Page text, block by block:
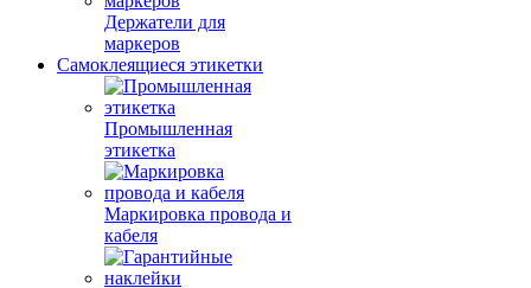
Держатели для
маркеров
Самоклеящиеся этикетки
Промышленная
этикетка
Маркировка провода и
кабеля